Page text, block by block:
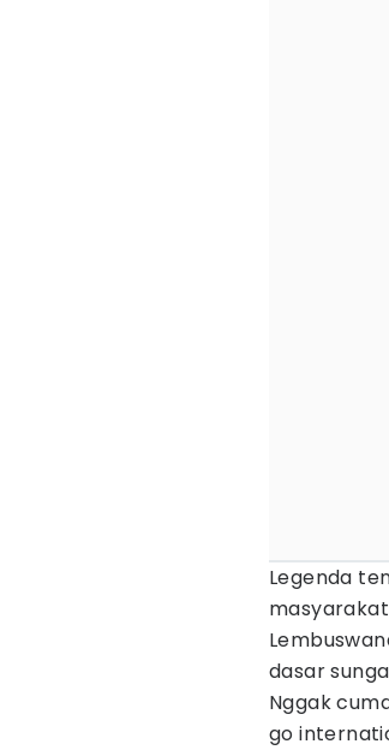
Legenda
dasar
Nggak
go